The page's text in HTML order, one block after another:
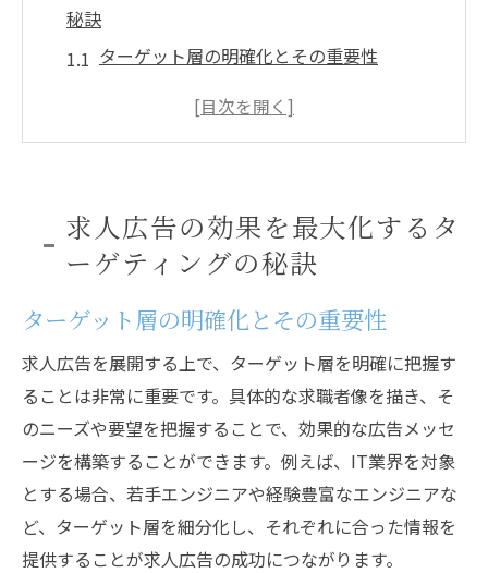
秘訣
ターゲット層の明確化とその重要性
ターゲット層のペルソナ作成方法
ターゲット層にリーチするためのチャネル
選び
ターゲット層に響く求人広告の具体例
ト
視覚的インパクトを与えるデザインの基本
色彩心理学を活用したデザイン
フォント選びの重要性とそのポイント
レイアウトの工夫で情報を伝えやすくする
方法
求人広告の効果を最大化するタ
ーゲティングの秘訣
ターゲット層の明確化とその重要性
求人広告を展開する上で、ターゲット層を明確に把握す
ることは非常に重要です。具体的な求職者像を描き、そ
のニーズや要望を把握することで、効果的な広告メッセ
ージを構築することができます。例えば、IT業界を対象
とする場合、若手エンジニアや経験豊富なエンジニアな
ど、ターゲット層を細分化し、それぞれに合った情報を
提供することが求人広告の成功につながります。